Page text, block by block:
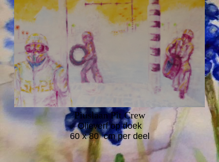
Piuslaan Pit Crew
Olieverf op doek
60 x 80 cm per deel